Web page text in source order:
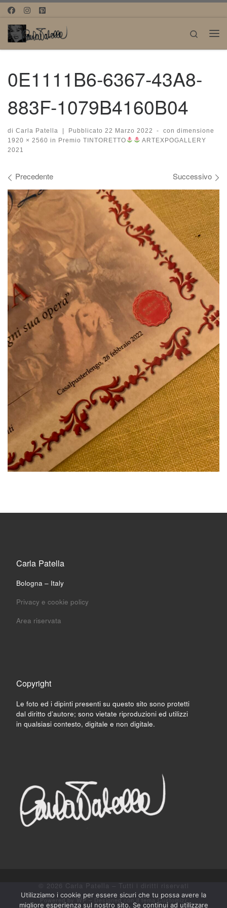
Passa al contenuto
Search
0E1111B6-6367-43A8-
883F-1079B4160B04
di Carla Patella Pubblicato 22 Marzo 2022 -
con dimensione
1920 × 2560 in Premio TINTORETTO
ARTEXPOGALLERY
2021
Navigazione immagini
Precedente Successivo
Carla Patella
Bologna – Italy
Privacy e cookie policy
Area riservata
Copyright
Le foto ed i dipinti presenti su questo sito sono protetti
dal diritto d’autore; sono vietate riproduzioni ed utilizzi
in qualsiasi contesto, digitale e non digitale.
© 2026 Carla Patella – Tutti i diritti riservati
Powered byWP– Designed con iltema Customizr
Utilizziamo i cookie per essere sicuri che tu possa avere la
migliore esperienza sul nostro sito. Se continui ad utilizzare